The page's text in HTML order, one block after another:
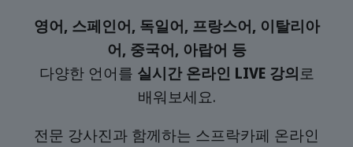
영어, 스페인어, 독일어, 프랑스어, 이탈리아
어, 중국어, 아랍어 등
다양한 언어를 실시간 온라인 LIVE 강의로
배워보세요.
전문 강사진과 함께하는 스프락카페 온라인